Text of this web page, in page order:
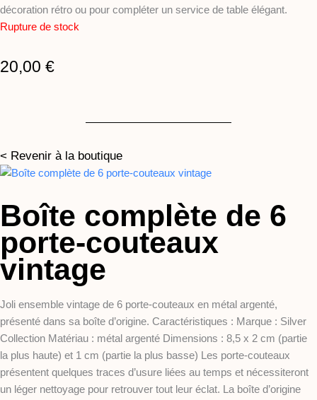
décoration rétro ou pour compléter un service de table élégant.
Rupture de stock
20,00 €
< Revenir à la boutique
Boîte complète de 6
porte-couteaux
vintage
Joli ensemble vintage de 6 porte-couteaux en métal argenté,
présenté dans sa boîte d’origine. Caractéristiques : Marque : Silver
Collection Matériau : métal argenté Dimensions : 8,5 x 2 cm (partie
la plus haute) et 1 cm (partie la plus basse) Les porte-couteaux
présentent quelques traces d’usure liées au temps et nécessiteront
un léger nettoyage pour retrouver tout leur éclat. La boîte d’origine